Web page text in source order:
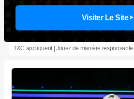
Visiter Le Site
T&C appliquent | Jouez de manière responsable |